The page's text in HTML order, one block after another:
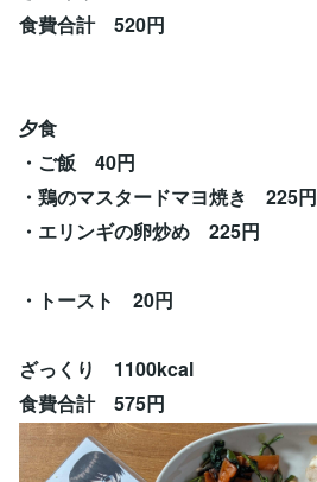
食費合計 520円
夕食
・ご飯 40円
・鶏のマスタードマヨ焼き 225円
・エリンギの卵炒め 225円
・トースト 20円
ざっくり 1100kcal
食費合計 575円